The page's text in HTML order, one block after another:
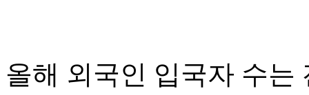
올해 외국인 입국자 수는